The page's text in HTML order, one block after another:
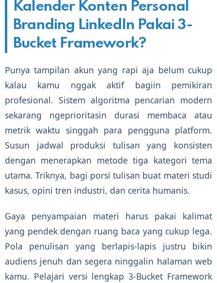
Kalender Konten Personal
Branding LinkedIn Pakai 3-
Bucket Framework?
Punya tampilan akun yang rapi aja belum cukup
kalau kamu nggak aktif bagiin pemikiran
profesional. Sistem algoritma pencarian modern
sekarang ngeprioritasin durasi membaca atau
metrik waktu singgah para pengguna platform.
Susun jadwal produksi tulisan yang konsisten
dengan menerapkan metode tiga kategori tema
utama. Triknya, bagi porsi tulisan buat materi studi
kasus, opini tren industri, dan cerita humanis.
Gaya penyampaian materi harus pakai kalimat
yang pendek dengan ruang baca yang cukup lega.
Pola penulisan yang berlapis-lapis justru bikin
audiens jenuh dan segera ninggalin halaman web
kamu. Pelajari versi lengkap 3-Bucket Framework